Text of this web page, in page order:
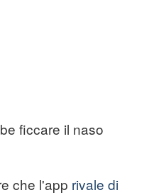
ficcare il naso
che l'app rivale di